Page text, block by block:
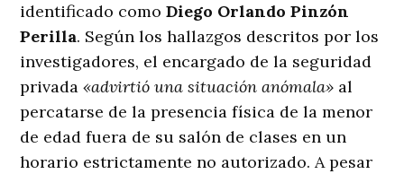
identificado comoDiego Orlando Pinzón
Perilla. Según los hallazgos descritos por los
investigadores, el encargado de la seguridad
privada«advirtió una situación anómala» al
percatarse de la presencia física de la menor
de edad fuera de su salón de clases en un
horario estrictamente no autorizado. A pesar